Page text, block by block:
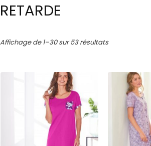
RETARDE
Affichage de 1–30 sur 53 résultats